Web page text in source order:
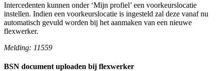
Intercedenten kunnen onder ‘Mijn profiel’ een voorkeurslocatie
instellen. Indien een voorkeurslocatie is ingesteld zal deze vanaf nu
automatisch gevuld worden bij het aanmaken van een nieuwe
flexwerker.
Melding: 11559
BSN document uploaden bij flexwerker